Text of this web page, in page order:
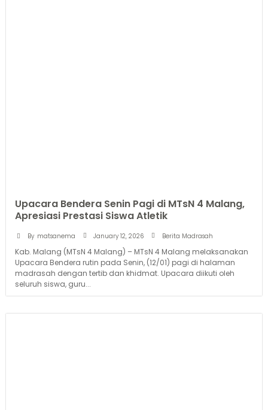
Upacara Bendera Senin Pagi di MTsN 4 Malang,
Apresiasi Prestasi Siswa Atletik
By matsanema January 12, 2026 Berita Madrasah
Kab. Malang (MTsN 4 Malang) – MTsN 4 Malang melaksanakan
Upacara Bendera rutin pada Senin, (12/01) pagi di halaman
madrasah dengan tertib dan khidmat. Upacara diikuti oleh
seluruh siswa, guru...